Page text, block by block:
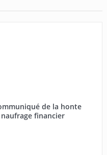
de la honte
financier